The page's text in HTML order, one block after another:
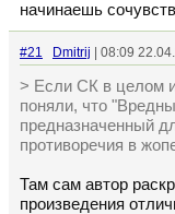
начинаешь
#21 Dmitrij | 08:09
> Если СК в целом и
поняли, что
предназначенный
противоречия в
Там сам автор
произведения